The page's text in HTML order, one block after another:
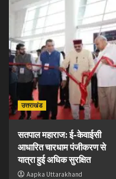
उत्तराखंड
सतपाल महाराज: ई-केवाईसी
आधारित चारधाम पंजीकरण से
यात्रा हुई अधिक सुरक्षित
Aapka Uttarakhand